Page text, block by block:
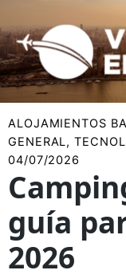
al
contenido
ALOJAMIENTOS
GENERAL,
04/07/2026
guía
2026